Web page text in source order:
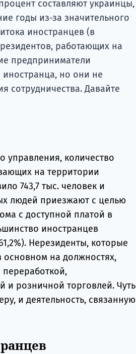
составляют украинцы,
годы из-за значительного
иностранцев (в
работающих на
предприниматели
иностранца, но они не
сотрудничества. Давайте
управления, количество
на территории
743,7 тыс. человек и
людей приезжают с целью
с доступной платой в
иностранцев
Нерезиденты, которые
основном на должностях,
и розничной торговлей. Чуть
и деятельность, связанную